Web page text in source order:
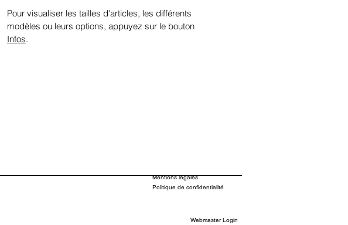
Pour visualiser les tailles d'articles, les différents
modèles ou leurs options, appuyez sur le bouton
Infos.
Mentions légales
Politique de confidentialité
Webmaster Login